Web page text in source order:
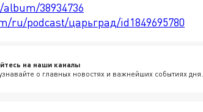
38934736
ru/podcast/царьград/id1849695780
на наши каналы
о главных новостях и важнейших событиях дня.